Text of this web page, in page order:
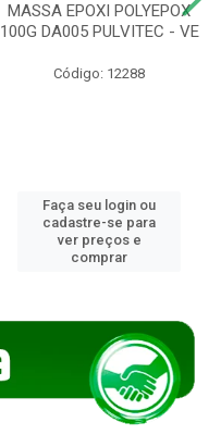
MASSA EPOXI POLYEPOX
100G DA005 PULVITEC - VE
Código: 12288
Faça seu login ou
cadastre-se para
ver preços e
comprar